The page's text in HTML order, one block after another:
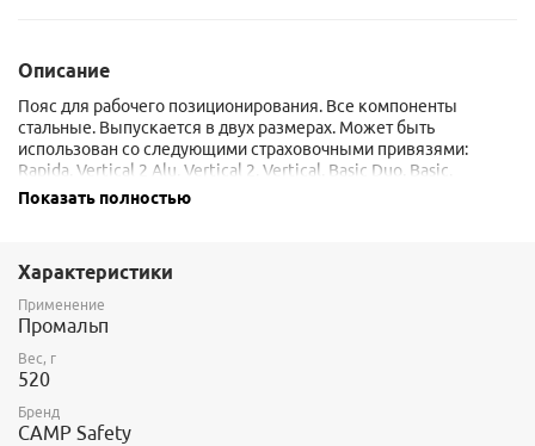
Описание
Пояс для рабочего позиционирования. Все компоненты
стальные. Выпускается в двух размерах. Может быть
использован со следующими страховочными привязями:
Rapida, Vertical 2 Alu, Vertical 2, Vertical, Basic Duo, Basic.
Выпускается в двух размерах:
Сертификат EN 358
Показать полностью
Характеристики
Применение
Промальп
Вес, г
520
Бренд
CAMP Safety